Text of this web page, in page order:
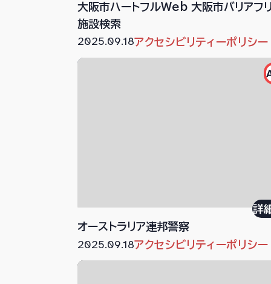
大阪市ハートフルWeb 大阪市バリアフ
施設検索
2025.09.18アクセシビリティーポリシー
オーストラリア連邦警察
詳
2025.09.18アクセシビリティーポリシー